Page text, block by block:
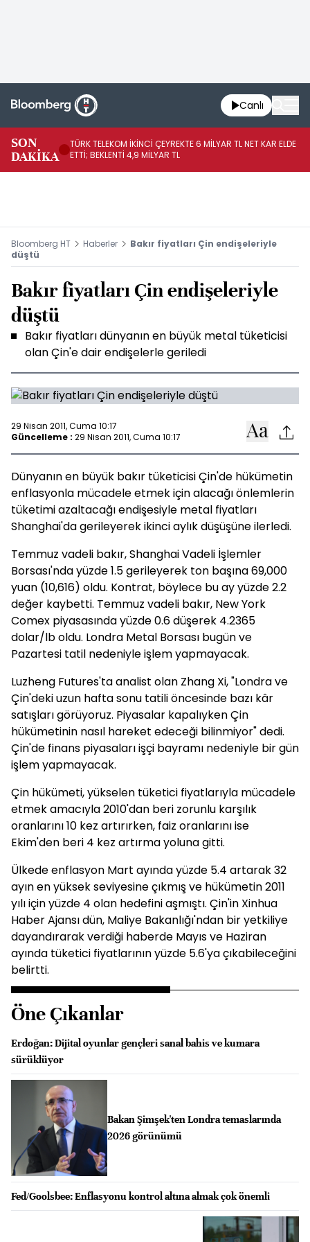
Canlı
SON
DAKİKA
TÜRK TELEKOM İKİNCİ ÇEYREKTE 6 MİLYAR TL NET KAR ELDE
ETTİ; BEKLENTİ 4,9 MİLYAR TL
Bloomberg HT Haberler
Bakır fiyatları Çin endişeleriyle
düştü
Bakır fiyatları Çin endişeleriyle
düştü
Bakır fiyatları dünyanın en büyük metal tüketicisi
olan Çin'e dair endişelerle geriledi
29 Nisan 2011, Cuma 10:17
Güncelleme : 29 Nisan 2011, Cuma 10:17
Dünyanın en büyük bakır tüketicisi Çin'de hükümetin
enflasyonla mücadele etmek için alacağı önlemlerin
tüketimi azaltacağı endişesiyle metal fiyatları
Shanghai'da gerileyerek ikinci aylık düşüşüne ilerledi.
Temmuz vadeli bakır, Shanghai Vadeli İşlemler
Borsası'nda yüzde 1.5 gerileyerek ton başına 69,000
yuan (10,616) oldu. Kontrat, böylece bu ay yüzde 2.2
değer kaybetti. Temmuz vadeli bakır, New York
Comex piyasasında yüzde 0.6 düşerek 4.2365
dolar/lb oldu. Londra Metal Borsası bugün ve
Pazartesi tatil nedeniyle işlem yapmayacak.
Luzheng Futures'ta analist olan Zhang Xi, "Londra ve
Çin'deki uzun hafta sonu tatili öncesinde bazı kâr
satışları görüyoruz. Piyasalar kapalıyken Çin
hükümetinin nasıl hareket edeceği bilinmiyor" dedi.
Çin'de finans piyasaları işçi bayramı nedeniyle bir gün
işlem yapmayacak.
Çin hükümeti, yükselen tüketici fiyatlarıyla mücadele
etmek amacıyla 2010'dan beri zorunlu karşılık
oranlarını 10 kez artırırken, faiz oranlarını ise
Ekim'den beri 4 kez artırma yoluna gitti.
Ülkede enflasyon Mart ayında yüzde 5.4 artarak 32
ayın en yüksek seviyesine çıkmış ve hükümetin 2011
yılı için yüzde 4 olan hedefini aşmıştı. Çin'in Xinhua
Haber Ajansı dün, Maliye Bakanlığı'ndan bir yetkiliye
dayandırarak verdiği haberde Mayıs ve Haziran
ayında tüketici fiyatlarının yüzde 5.6'ya çıkabileceğini
belirtti.
Öne Çıkanlar
Erdoğan: Dijital oyunlar gençleri sanal bahis ve kumara
sürüklüyor
Bakan Şimşek'ten Londra temaslarında
2026 görünümü
Fed/Goolsbee: Enflasyonu kontrol altına almak çok önemli